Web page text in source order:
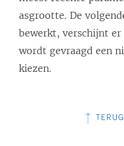
asgrootte. De
bewerkt, verschijnt
wordt gevraagd een
kiezen.